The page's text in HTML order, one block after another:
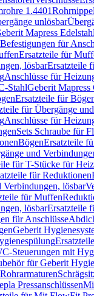
1.4401Rohrnippel
unlösbar
Mapress Edelstahl
Befestigungen für
Ersatzteile für
lösbarErsatzteile
Anschlüsse für
StahlGeberit Mapress
Ersatzteile für
für Übergänge
Anschlüsse für
Sets Schraube für
BögenErsatzteile
und
für T-Stücke für
für Reduktionen
Verbindungen, lösbar
für Muffen
lösbarErsatzteile
für Anschlüsse
Geberit
Steuerungen mit
für Geberit
Rohrarmaturen
Pressanschlüssen